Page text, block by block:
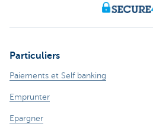
Particuliers
Paiements et Self banking
Emprunter
Epargner